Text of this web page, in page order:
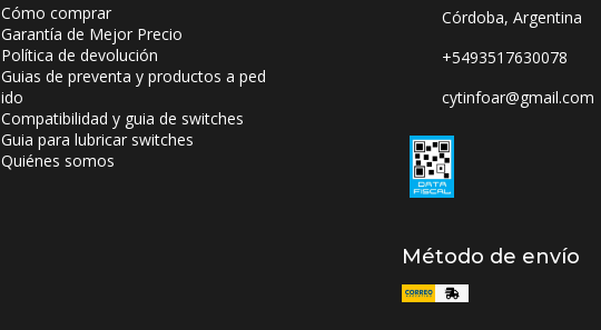
Cómo comprar
Garantía de Mejor Precio
Política de devolución
Guias de preventa y productos a ped
ido
Compatibilidad y guia de switches
Guia para lubricar switches
Quiénes somos
Córdoba, Argentina
+5493517630078
cytinfoar@gmail.com
Método de envío